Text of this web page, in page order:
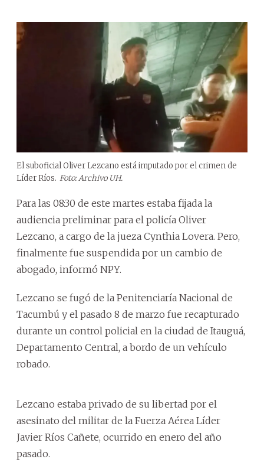
El suboficial Oliver Lezcano está imputado por el crimen de
Líder Ríos. Foto: Archivo UH.
Para las 08:30 de este martes estaba fijada la
audiencia preliminar para el policía Oliver
Lezcano, a cargo de la jueza Cynthia Lovera. Pero,
finalmente fue suspendida por un cambio de
abogado, informó NPY.
Lezcano se fugó de la Penitenciaría Nacional de
Tacumbú y el pasado 8 de marzo fue recapturado
durante un control policial en la ciudad de Itauguá,
Departamento Central, a bordo de un vehículo
robado.
Lezcano estaba privado de su libertad por el
asesinato del militar de la Fuerza Aérea Líder
Javier Ríos Cañete, ocurrido en enero del año
pasado.